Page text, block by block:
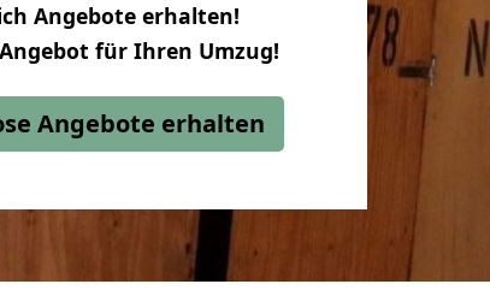
Angebote erhalten!
für Ihren Umzug!
Angebote erhalten